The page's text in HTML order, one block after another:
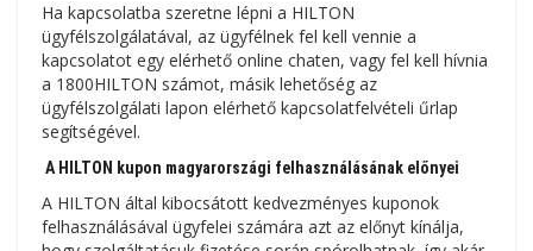
Ha kapcsolatba szeretne lépni a HILTON
ügyfélszolgálatával, az ügyfélnek fel kell vennie a
kapcsolatot egy elérhető online chaten, vagy fel kell hívnia
a 1800HILTON számot, másik lehetőség az
ügyfélszolgálati lapon elérhető kapcsolatfelvételi űrlap
segítségével.
A HILTON kupon magyarországi felhasználásának előnyei
A HILTON által kibocsátott kedvezményes kuponok
felhasználásával ügyfelei számára azt az előnyt kínálja,